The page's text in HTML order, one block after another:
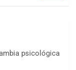
psicológica